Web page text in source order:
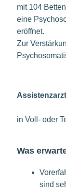
mit 104
eine
eröffnet.
Zur
in Voll- oder
Was
sind